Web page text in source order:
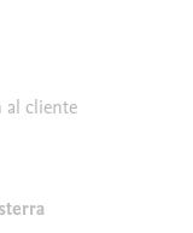
al cliente